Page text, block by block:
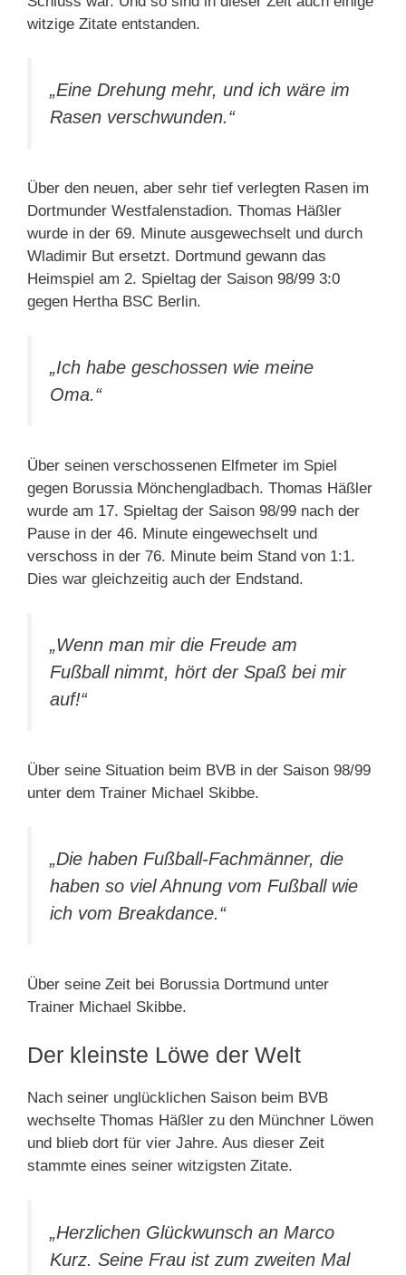
witzige Zitate entstanden.
„Eine Drehung mehr, und ich wäre im
Rasen verschwunden.“
Über den neuen, aber sehr tief verlegten Rasen im
Dortmunder Westfalenstadion. Thomas Häßler
wurde in der 69. Minute ausgewechselt und durch
Wladimir But ersetzt. Dortmund gewann das
Heimspiel am 2. Spieltag der Saison 98/99 3:0
gegen Hertha BSC Berlin.
„Ich habe geschossen wie meine
Oma.“
Über seinen verschossenen Elfmeter im Spiel
gegen Borussia Mönchengladbach. Thomas Häßler
wurde am 17. Spieltag der Saison 98/99 nach der
Pause in der 46. Minute eingewechselt und
verschoss in der 76. Minute beim Stand von 1:1.
Dies war gleichzeitig auch der Endstand.
„Wenn man mir die Freude am
Fußball nimmt, hört der Spaß bei mir
auf!“
Über seine Situation beim BVB in der Saison 98/99
unter dem Trainer Michael Skibbe.
„Die haben Fußball-Fachmänner, die
haben so viel Ahnung vom Fußball wie
ich vom Breakdance.“
Über seine Zeit bei Borussia Dortmund unter
Trainer Michael Skibbe.
Der kleinste Löwe der Welt
Nach seiner unglücklichen Saison beim BVB
wechselte Thomas Häßler zu den Münchner Löwen
und blieb dort für vier Jahre. Aus dieser Zeit
stammte eines seiner witzigsten Zitate.
„Herzlichen Glückwunsch an Marco
Kurz. Seine Frau ist zum zweiten Mal